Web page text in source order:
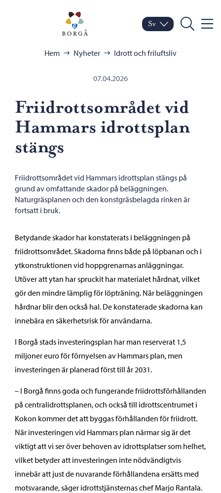
Porvoo – Gå till
Byt språk
Nuvarande språk:
Sv
Sök Meny
Hem Nyheter Idrott och friluftsliv
07.04.2026
Friidrottsområdet vid
Hammars idrottsplan
stängs
Friidrottsområdet vid Hammars idrottsplan stängs på
grund av omfattande skador på beläggningen.
Naturgräsplanen och den konstgräsbelagda rinken är
fortsatt i bruk.
Betydande skador har konstaterats i beläggningen på
friidrottsområdet. Skadorna finns både på löpbanan och i
ytkonstruktionen vid hoppgrenarnas anläggningar.
Utöver att ytan har spruckit har materialet hårdnat, vilket
gör den mindre lämplig för löpträning. När beläggningen
hårdnar blir den också hal. De konstaterade skadorna kan
innebära en säkerhetsrisk för användarna.
I Borgå stads investeringsplan har man reserverat 1,5
miljoner euro för förnyelsen av Hammars plan, men
investeringen är planerad först till år 2031.
– I Borgå finns goda och fungerande friidrottsförhållanden
på centralidrottsplanen, och också till idrottscentrumet i
Kokon kommer det att byggas förhållanden för friidrott.
När investeringen vid Hammars plan närmar sig är det
viktigt att vi ser över behoven av idrottsplatser som helhet,
vilket betyder att investeringen inte nödvändigtvis
innebär att just de nuvarande förhållandena ersätts med
motsvarande, säger idrottstjänsternas chef Marjo Rantala.